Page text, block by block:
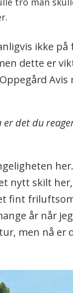
ikke
dette er
Avis
er det du
nytt skilt
fint
år når
men nå er